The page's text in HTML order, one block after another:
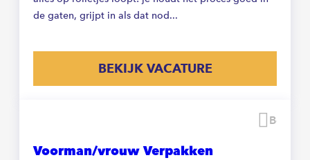
de gaten, grijpt in als dat nod...
BEKIJK VACATURE
Voorman/vrouw Verpakken